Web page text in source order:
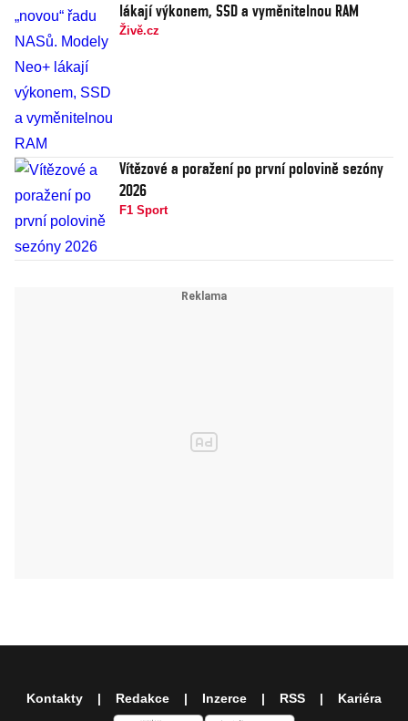
lákají výkonem, SSD a vyměnitelnou RAM
Živě.cz
Vítězové a poražení po první polovině sezóny
2026
F1 Sport
Kontakty Redakce Inzerce RSS Kariéra